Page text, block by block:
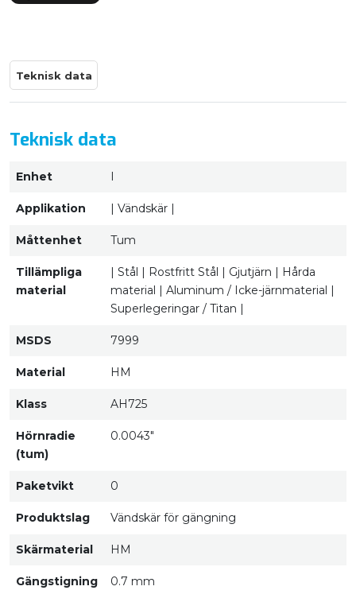
Teknisk data
Teknisk data
Enhet
Applikation | Vändskär |
Måttenhet Tum
Tillämpliga
material
| Stål | Rostfritt Stål | Gjutjärn | Hårda
material | Aluminum / Icke-järnmaterial |
Superlegeringar / Titan |
MSDS 7999
Material HM
Klass AH725
Hörnradie
(tum)
0.0043"
Paketvikt 0
Produktslag Vändskär för gängning
Skärmaterial HM
Gängstigning 0.7 mm